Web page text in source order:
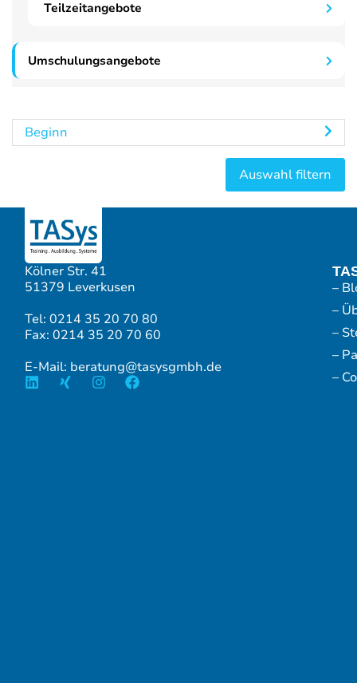
Teilzeitangebote
Umschulungsangebote
Beginn
Kölner Str. 41
51379 Leverkusen
Tel: 0214 35 20 70 80
Fax: 0214 35 20 70 60
E-Mail: beratung@tasysgmbh.de
–
–
–
–
–